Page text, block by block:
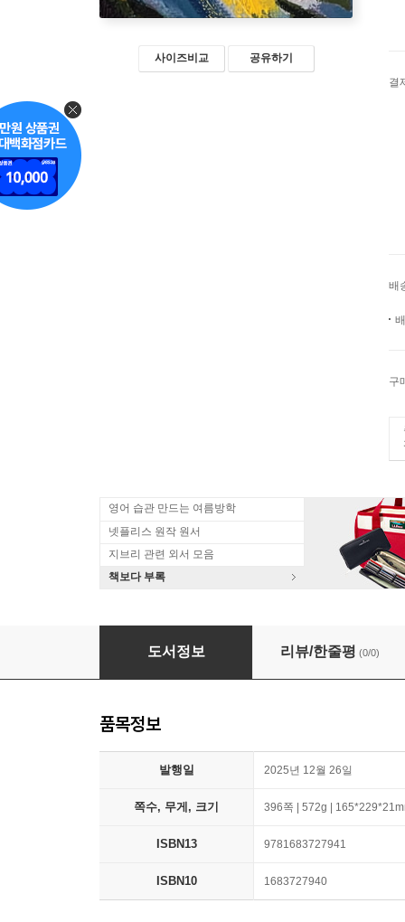
사이즈비교 공유하기
결
배
구
영어 습관 만드는 여름방학
넷플리스 원작 원서
지브리 관련 외서 모음
책보다 부록
何去何从（Where to from here, Chinese
도서정보 리뷰/한줄평 (0/0)
품목정보
발행일 2025년 12월 26일
쪽수, 무게, 크기 396쪽 | 572g |
ISBN13 9781683727941
ISBN10 1683727940